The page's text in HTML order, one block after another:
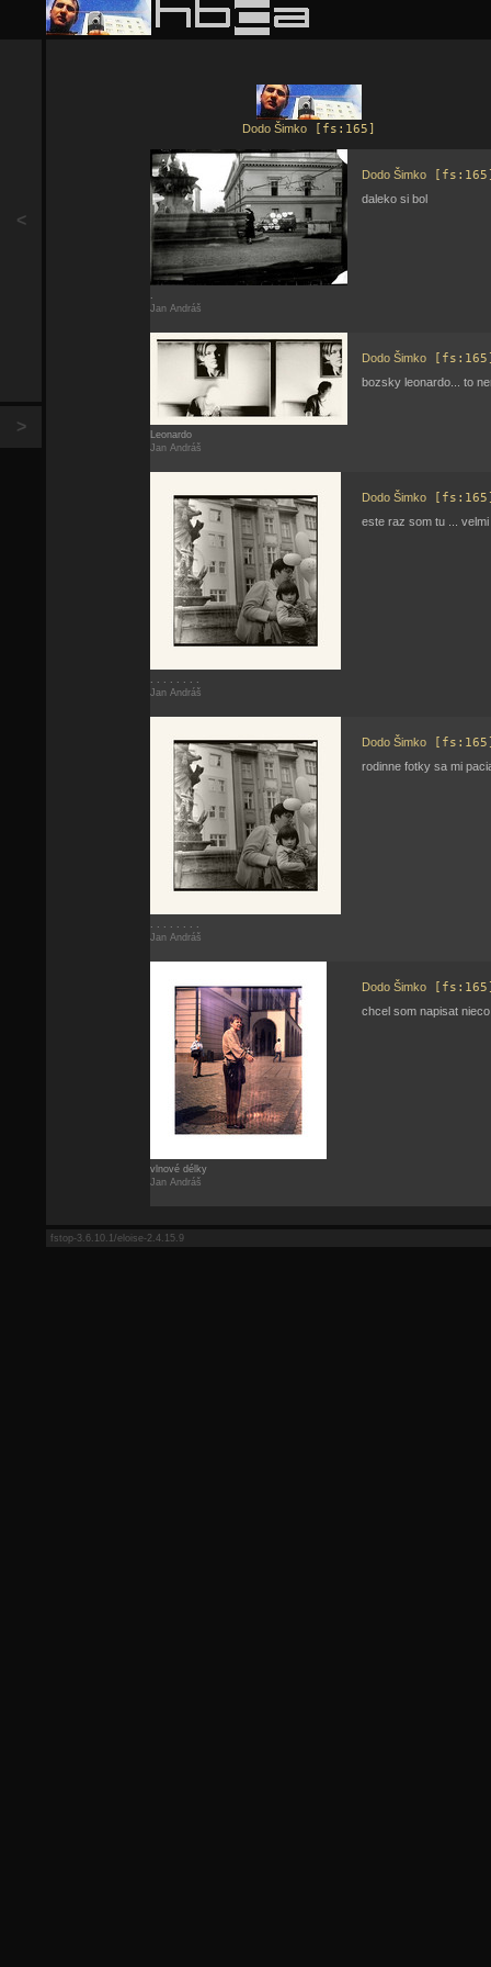
<
>
Dodo Šimko [fs:165]
.
Jan Andráš
Dodo Šimko
daleko si bol
Leonardo
Jan Andráš
Dodo Šimko
bozsky leonardo... to
. . . . . . . .
Jan Andráš
Dodo Šimko
este raz som tu ...
. . . . . . . .
Jan Andráš
Dodo Šimko
rodinne fotky sa mi
vlnové délky
Jan Andráš
Dodo Šimko
chcel som napisat
fstop-3.6.10.1/eloise-2.4.15.9